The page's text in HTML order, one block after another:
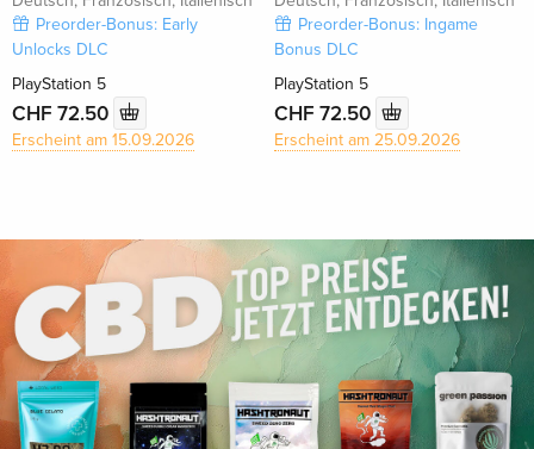
Preorder-Bonus: Early
Unlocks DLC
PlayStation 5
CHF 72.50
Erscheint am 15.09.2026
Preorder-Bonus: Ingame
Bonus DLC
PlayStation 5
CHF 72.50
Erscheint am 25.09.2026